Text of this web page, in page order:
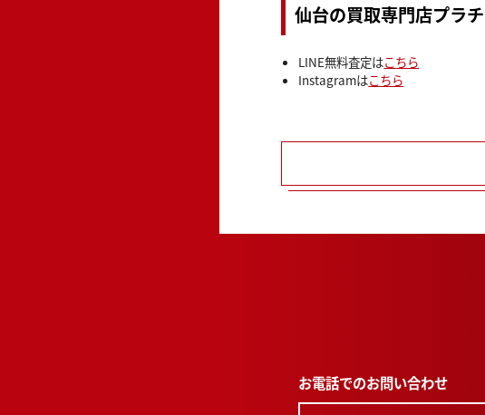
仙台の買取専門店プラ
LINE無料査定はこちら
Instagramはこちら
お電話でのお問い合わせ